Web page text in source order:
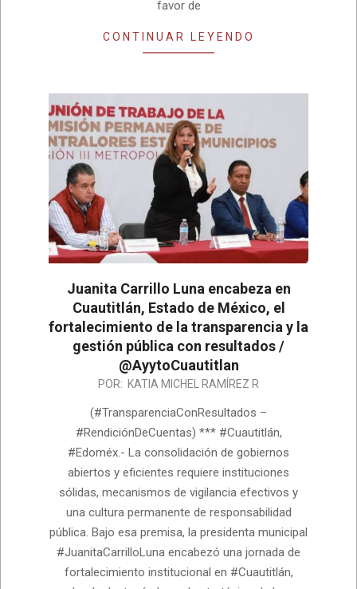
favor de
CONTINUAR LEYENDO
Juanita Carrillo Luna encabeza en
Cuautitlán, Estado de México, el
fortalecimiento de la transparencia y la
gestión pública con resultados /
@AyytoCuautitlan
POR: KATIA MICHEL RAMÍREZ R
(#TransparenciaConResultados –
#RendiciónDeCuentas) *** #Cuautitlán,
#Edoméx.- La consolidación de gobiernos
abiertos y eficientes requiere instituciones
sólidas, mecanismos de vigilancia efectivos y
una cultura permanente de responsabilidad
pública. Bajo esa premisa, la presidenta municipal
#JuanitaCarrilloLuna encabezó una jornada de
fortalecimiento institucional en #Cuautitlán,